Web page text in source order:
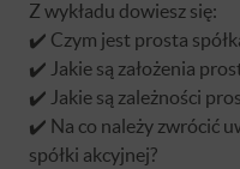
Z wykładu dowiesz się:
✔️ Czym jest prosta
✔️ Jakie są założenia
✔️ Jakie są zależności
✔️ Na co należy zwrócić
spółki akcyjnej?